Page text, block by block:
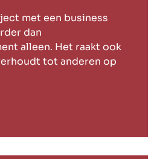
met een business
dan
alleen. Het raakt ook
tot anderen op